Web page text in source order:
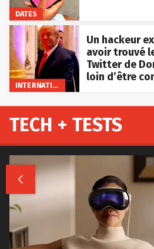
DATES
INTERNATIONAL
Un hackeur
avoir trouvé
Twitter de
loin d’être
TECH + TESTS
